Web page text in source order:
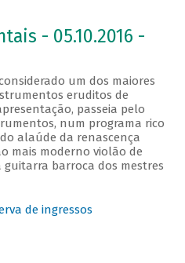
- 05.10.2016 -
um dos maiores
eruditos de
passeia pelo
num programa rico
alaúde da renascença
mais moderno violão de
barroca dos mestres
de ingressos